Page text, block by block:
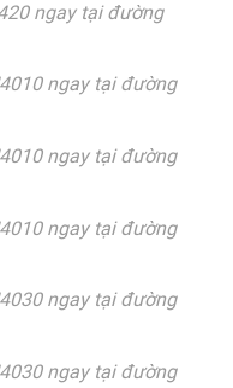
ngay tại đường
ngay tại đường
ngay tại đường
ngay tại đường
ngay tại đường
ngay tại đường